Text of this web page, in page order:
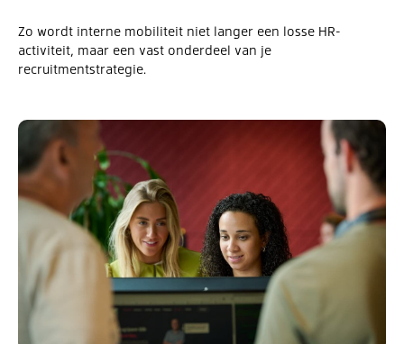
Zo wordt interne mobiliteit niet langer een losse HR-
activiteit, maar een vast onderdeel van je
recruitmentstrategie.